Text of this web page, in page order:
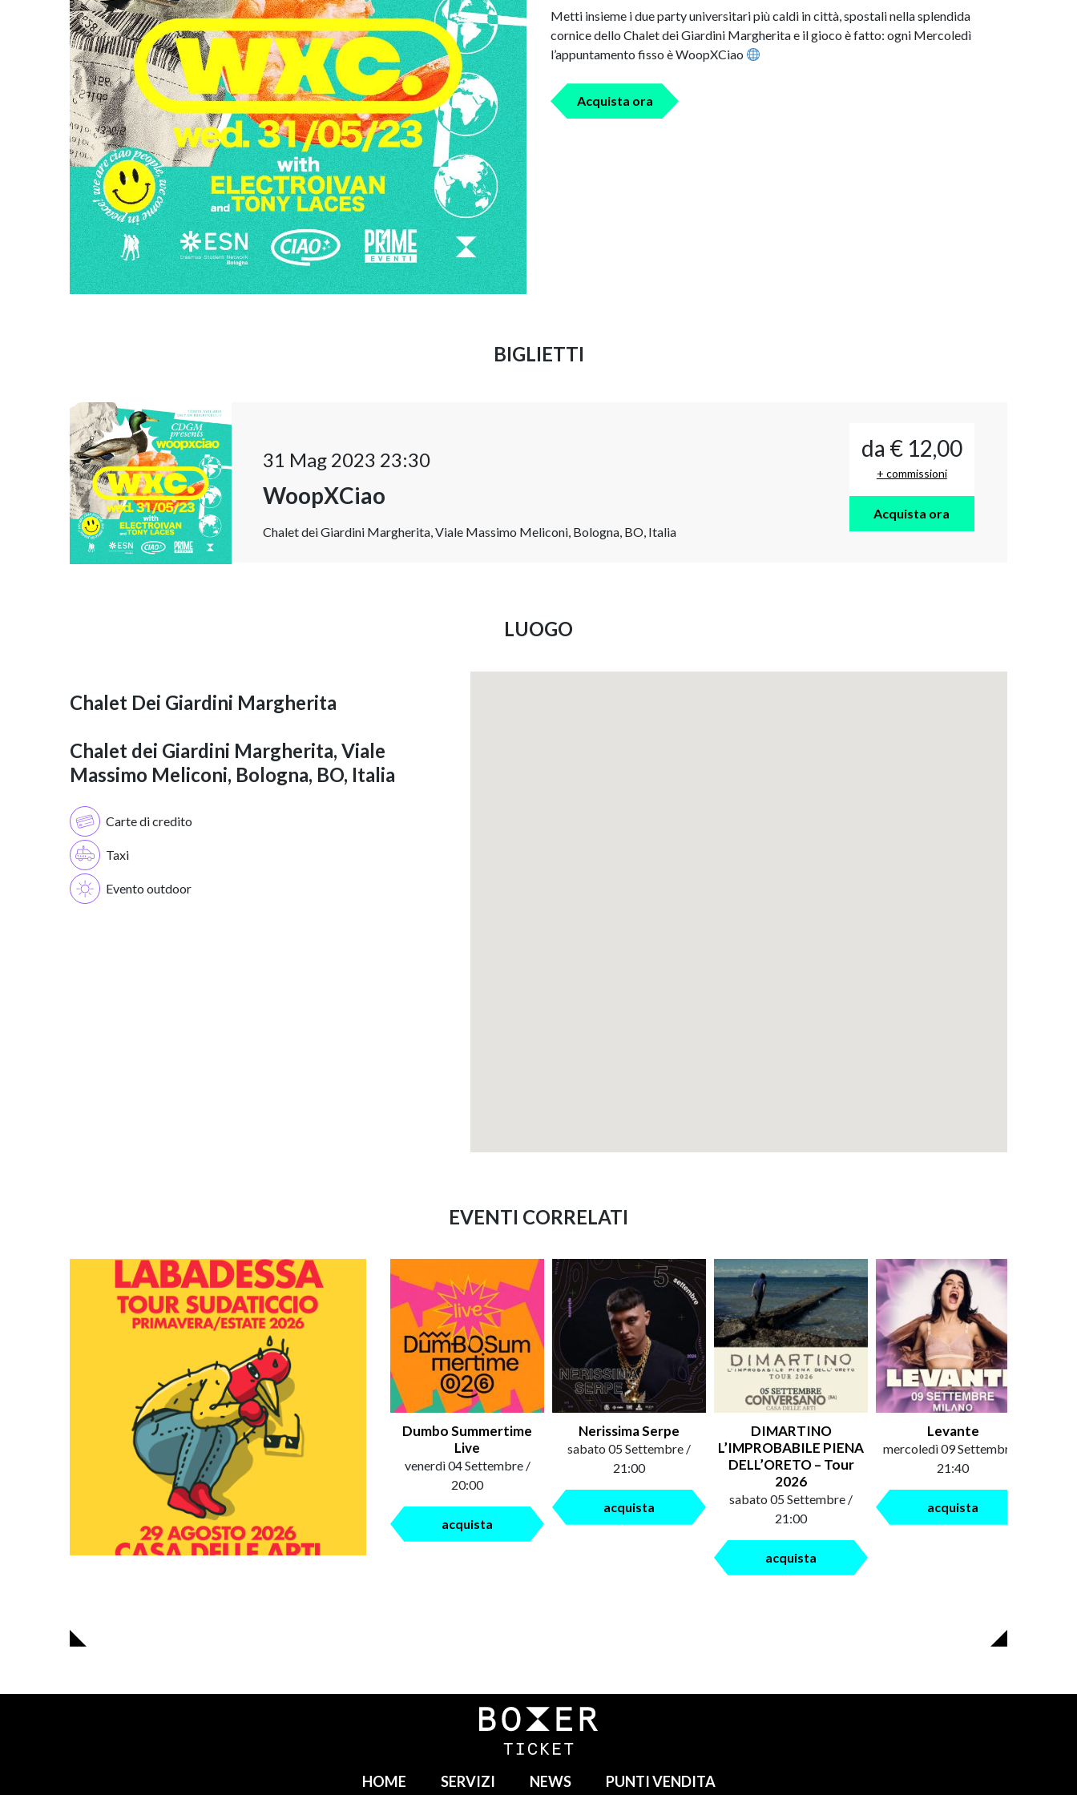
Metti insieme i due party universitari più caldi in città, spostali nella splendida
cornice dello Chalet dei Giardini Margherita e il gioco è fatto: ogni Mercoledì
l’appuntamento fisso è WoopXCiao
Acquista ora
BIGLIETTI
31 Mag 2023 23:30
WoopXCiao
Chalet dei Giardini Margherita, Viale Massimo Meliconi, Bologna, BO, Italia
da € 12,00
+ commissioni
Acquista ora
LUOGO
Chalet Dei Giardini Margherita
Chalet dei Giardini Margherita, Viale
Massimo Meliconi, Bologna, BO, Italia
Carte di credito
Taxi
Evento outdoor
EVENTI CORRELATI
Dumbo Summertime
Live
venerdì 04 Settembre /
20:00
acquista
Nerissima Serpe
sabato 05 Settembre /
21:00
acquista
DIMARTINO
L’IMPROBABILE PIENA
DELL’ORETO – Tour
2026
sabato 05 Settembre /
21:00
acquista
Levante
mercoledì 09 Settembre /
21:40
acquista
HOME SERVIZI NEWS PUNTI VENDITA